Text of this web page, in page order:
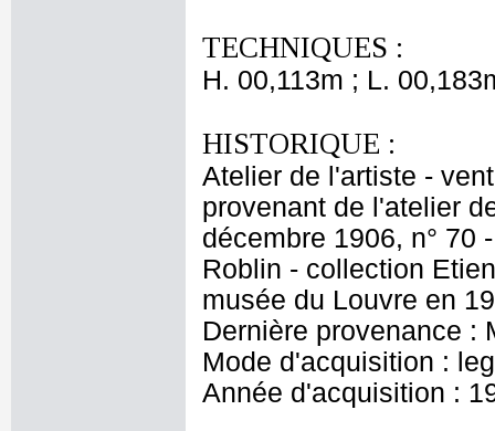
TECHNIQUES :
H. 00,113m ; L.
HISTORIQUE :
Atelier de l'artiste -
provenant de l'atelier
décembre 1906, n° 70
Roblin - collection
musée du Louvre en
Dernière provenance :
Mode d'acquisition :
Année d'acquisition :